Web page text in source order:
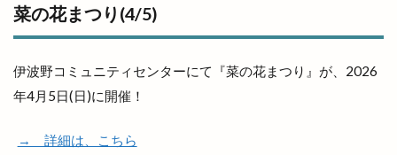
菜の花まつり(4/5)
伊波野コミュニティセンターにて『菜の花まつり』が、2026
年4月5日(日)に開催！
→ 詳細は、こちら